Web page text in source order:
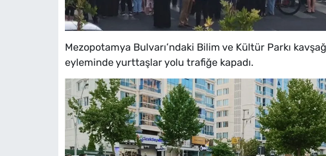
Mezopotamya Bulvarı’ndaki Bilim ve Kültür Parkı
eyleminde yurttaşlar yolu trafiğe kapadı.